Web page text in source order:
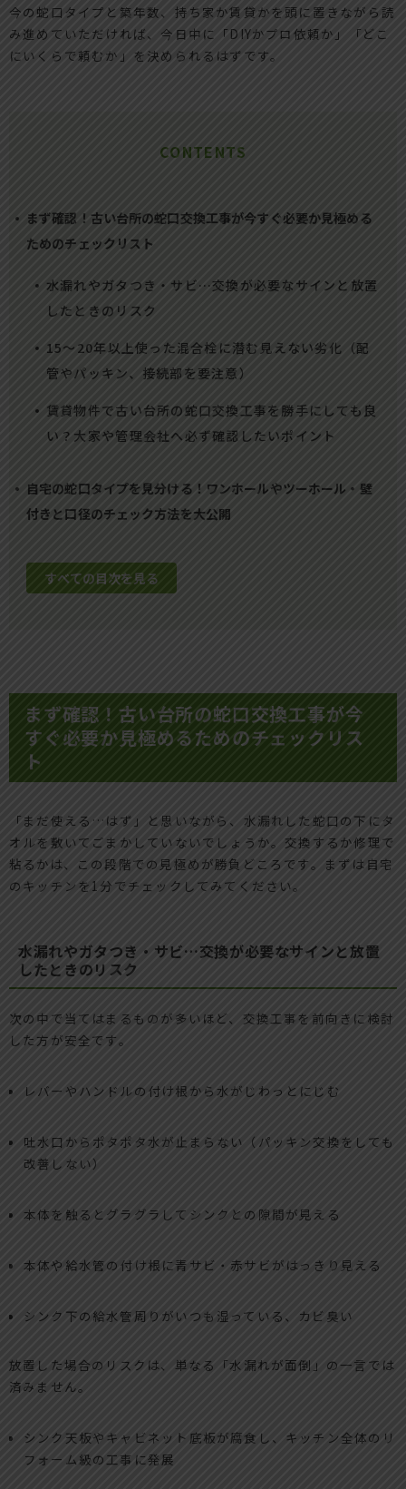
今の蛇口タイプと築年数、持ち家か賃貸かを頭に置きながら読
み進めていただければ、今日中に「DIYかプロ依頼か」「どこ
にいくらで頼むか」を決められるはずです。
CONTENTS
まず確認！古い台所の蛇口交換工事が今すぐ必要か見極める
ためのチェックリスト
水漏れやガタつき・サビ…交換が必要なサインと放置
したときのリスク
15〜20年以上使った混合栓に潜む見えない劣化（配
管やパッキン、接続部を要注意）
賃貸物件で古い台所の蛇口交換工事を勝手にしても良
い？大家や管理会社へ必ず確認したいポイント
自宅の蛇口タイプを見分ける！ワンホールやツーホール・壁
付きと口径のチェック方法を大公開
すべての目次を見る
まず確認！古い台所の蛇口交換工事が今
すぐ必要か見極めるためのチェックリス
ト
「まだ使える…はず」と思いながら、水漏れした蛇口の下にタ
オルを敷いてごまかしていないでしょうか。交換するか修理で
粘るかは、この段階での見極めが勝負どころです。まずは自宅
のキッチンを1分でチェックしてみてください。
水漏れやガタつき・サビ…交換が必要なサインと放置
したときのリスク
次の中で当てはまるものが多いほど、交換工事を前向きに検討
した方が安全です。
レバーやハンドルの付け根から水がじわっとにじむ
吐水口からポタポタ水が止まらない（パッキン交換をしても
改善しない）
本体を触るとグラグラしてシンクとの隙間が見える
本体や給水管の付け根に青サビ・赤サビがはっきり見える
シンク下の給水管周りがいつも湿っている、カビ臭い
放置した場合のリスクは、単なる「水漏れが面倒」の一言では
済みません。
シンク天板やキャビネット底板が腐食し、キッチン全体のリ
フォーム級の工事に発展